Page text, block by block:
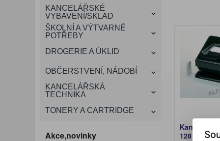
KANCELÁŘSKÉ
VYBAVENÍ/SKLAD
ŠKOLNÍ A VÝTVARNÉ
POTŘEBY
DROGERIE A ÚKLID
OBČERSTVENÍ, NÁDOBÍ
KANCELÁŘSKÁ
TECHNIKA
TONERY A CARTRIDGE
Akce,novinky
128 / černá